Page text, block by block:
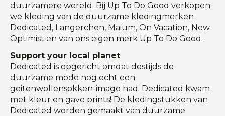
duurzamere wereld. Bij Up To Do Good verkopen
we kleding van de duurzame kledingmerken
Dedicated, Langerchen, Maium, On Vacation, New
Optimist en van ons eigen merk Up To Do Good.
Support your local planet
Dedicated is opgericht omdat destijds de
duurzame mode nog echt een
geitenwollensokken-imago had. Dedicated kwam
met kleur en gave prints! De kledingstukken van
Dedicated worden gemaakt van duurzame